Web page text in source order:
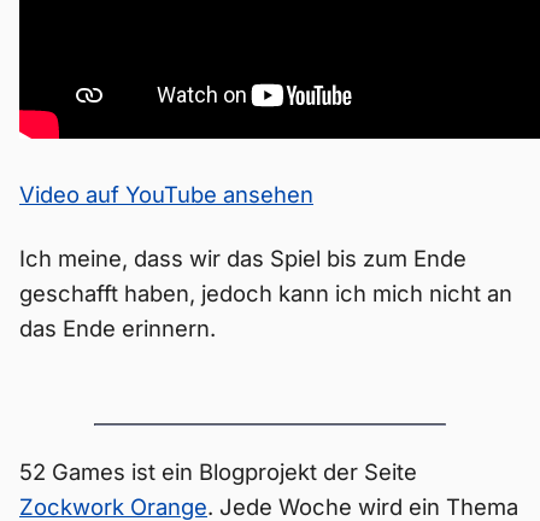
Video auf YouTube ansehen
Ich meine, dass wir das Spiel bis zum Ende
geschafft haben, jedoch kann ich mich nicht an
das Ende erinnern.
52 Games ist ein Blogprojekt der Seite
Zockwork Orange. Jede Woche wird ein Thema